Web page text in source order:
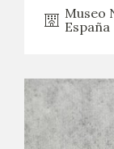
Museo
España